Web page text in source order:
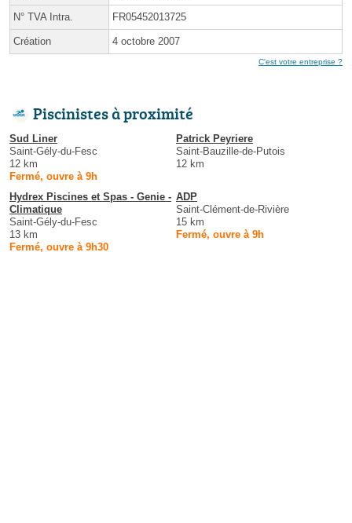
N° TVA Intra. FR05452013725
Création 4 octobre 2007
C'est votre entreprise ?
Piscinistes à proximité
Sud Liner
Saint-Gély-du-Fesc
12 km
Fermé, ouvre à 9h
Patrick Peyriere
Saint-Bauzille-de-Putois
12 km
Hydrex Piscines et Spas - Genie -
Climatique
Saint-Gély-du-Fesc
13 km
Fermé, ouvre à 9h30
ADP
Saint-Clément-de-Rivière
15 km
Fermé, ouvre à 9h